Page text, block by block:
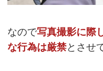
なので写真撮影に際
な行為は厳禁とさせ